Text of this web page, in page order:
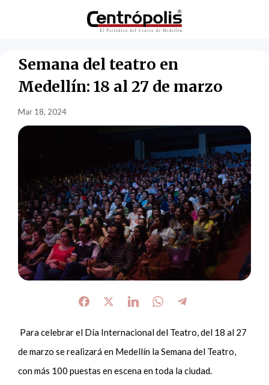
Semana del teatro en
Medellín: 18 al 27 de marzo
Mar 18, 2024
Para celebrar el Día Internacional del Teatro, del 18 al 27
de marzo se realizará en Medellín la Semana del Teatro,
con más 100 puestas en escena en toda la ciudad.